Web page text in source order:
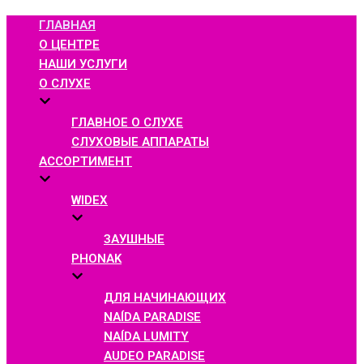
ГЛАВНАЯ
О ЦЕНТРЕ
НАШИ УСЛУГИ
О СЛУХЕ
ГЛАВНОЕ О СЛУХЕ
СЛУХОВЫЕ АППАРАТЫ
АССОРТИМЕНТ
WIDEX
ЗАУШНЫЕ
PHONAK
ДЛЯ НАЧИНАЮЩИХ
NAÍDA PARADISE
NAÍDA LUMITY
AUDEO PARADISE